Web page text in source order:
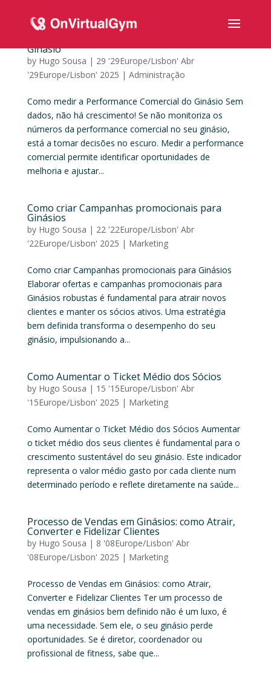
Ginásio
by Hugo Sousa | 29 '29Europe/Lisbon' Abr
'29Europe/Lisbon' 2025 | Administração
Como medir a Performance Comercial do Ginásio Sem
dados, não há crescimento! Se não monitoriza os
números da performance comercial no seu ginásio,
está a tomar decisões no escuro. Medir a performance
comercial permite identificar oportunidades de
melhoria e ajustar...
Como criar Campanhas promocionais para
Ginásios
by Hugo Sousa | 22 '22Europe/Lisbon' Abr
'22Europe/Lisbon' 2025 | Marketing
Como criar Campanhas promocionais para Ginásios
Elaborar ofertas e campanhas promocionais para
Ginásios robustas é fundamental para atrair novos
clientes e manter os sócios ativos. Uma estratégia
bem definida transforma o desempenho do seu
ginásio, impulsionando a...
Como Aumentar o Ticket Médio dos Sócios
by Hugo Sousa | 15 '15Europe/Lisbon' Abr
'15Europe/Lisbon' 2025 | Marketing
Como Aumentar o Ticket Médio dos Sócios Aumentar
o ticket médio dos seus clientes é fundamental para o
crescimento sustentável do seu ginásio. Este indicador
representa o valor médio gasto por cada cliente num
determinado período e reflete diretamente na saúde...
Processo de Vendas em Ginásios: como Atrair,
Converter e Fidelizar Clientes
by Hugo Sousa | 8 '08Europe/Lisbon' Abr
'08Europe/Lisbon' 2025 | Marketing
Processo de Vendas em Ginásios: como Atrair,
Converter e Fidelizar Clientes Ter um processo de
vendas em ginásios bem definido não é um luxo, é
uma necessidade. Sem ele, o seu ginásio perde
oportunidades. Se é diretor, coordenador ou
profissional de fitness, sabe que...